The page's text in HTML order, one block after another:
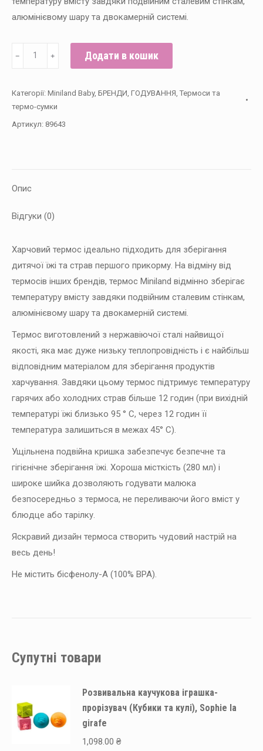
алюмінієвому шару та двокамерній системі.
Термос
baby
Ocean
Crabsy
﹣ ﹢ Додати в кошик
Категорії: Miniland Baby, БРЕНДИ ГОДУВАННЯ Термоси та
термо-сумки
Артикул: 89643
Опис
Відгуки (0)
Харчовий термос ідеально підходить для зберігання
дитячої їжі та страв першого прикорму. На відміну від
термосів інших брендів, термос Miniland відмінно зберігає
температуру вмісту завдяки подвійним сталевим стінкам,
алюмінієвому шару та двокамерній системі.
Термос виготовлений з нержавіючої сталі найвищої
якості, яка має дуже низьку теплопровідність і є найбільш
відповідним матеріалом для зберігання продуктів
харчування. Завдяки цьому термос підтримує температуру
гарячих або холодних страв більше 12 годин (при вихідній
температурі їжі близько 95 ° C, через 12 годин її
температура залишиться в межах 45° C).
Ущільнена подвійна кришка забезпечує безпечне та
гігієнічне зберігання їжі. Хороша місткість (280 мл) і
широке шийка дозволяють годувати малюка
безпосередньо з термоса, не переливаючи його вміст у
блюдце або тарілку.
Яскравий дизайн термоса створить чудовий настрій на
весь день!
Не містить бісфенолу-А (100% BPA).
Супутні товари
Розвивальна каучукова іграшка-
прорізувач (Кубики та кулі), Sophie la
girafe
1,098.00 ₴